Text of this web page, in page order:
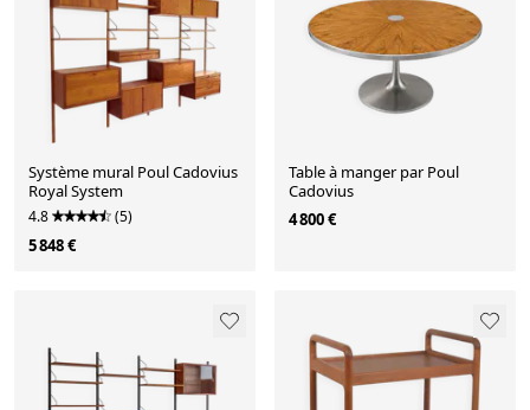
Système mural Poul Cadovius
Royal System
4.8 (5)
5 848 €
Table à manger par Poul
Cadovius
4 800 €